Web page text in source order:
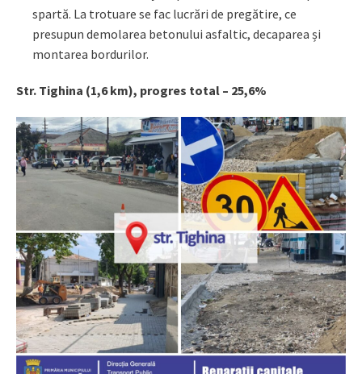
spartă. La trotuare se fac lucrări de pregătire, ce
presupun demolarea betonului asfaltic, decaparea și
montarea bordurilor.
Str. Tighina (1,6 km), progres total – 25,6%